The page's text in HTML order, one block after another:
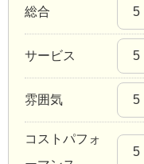
総合 5
サービス 5
雰囲気 5
コストパフォ
5